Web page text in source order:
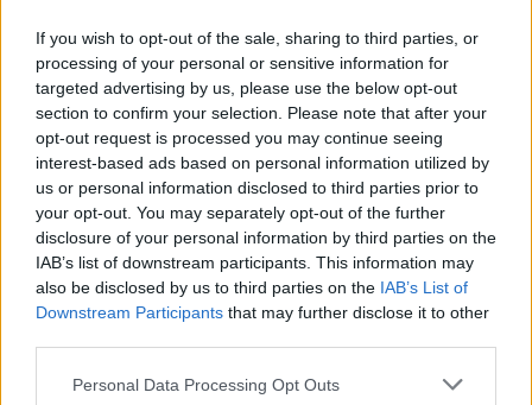
If you wish to opt-out of the sale, sharing to third parties, or
processing of your personal or sensitive information for
targeted advertising by us, please use the below opt-out
section to confirm your selection. Please note that after your
opt-out request is processed you may continue seeing
interest-based ads based on personal information utilized by
us or personal information disclosed to third parties prior to
your opt-out. You may separately opt-out of the further
disclosure of your personal information by third parties on the
IAB’s list of downstream participants. This information may
also be disclosed by us to third parties on the IAB’s List of
Downstream Participants that may further disclose it to other
Personal Data Processing Opt Outs
Přihlásit se a odpovědět #56059
Lidkagerhard | Předmět: 25.08.23 08:55:16
https://www.extra.cz/zpravy-ubiti-ukrajince-zmlaceni-
utm_source=www.seznam.cz&utm_medium=sekce-z-